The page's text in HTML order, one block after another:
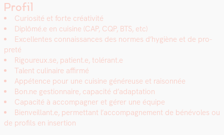
Profil
Curiosité et forte créa­tiv­ité
Diplômé.e en cui­sine (CAP, CQP, BTS, etc)
Excel­lentes con­nais­sances des normes d’hy­giène et de pro­
preté
Rigoureux.se, patient.e, tolérant.e
Tal­ent culi­naire affir­mé
Appé­tence pour une cui­sine généreuse et raison­née
Bon.ne ges­tion­naire, capac­ité d’adaptation
Capac­ité à accom­pa­g­n­er et gér­er une équipe
Bienveillant.e, per­me­t­tant l’accompagnement de bénév­oles ou
de pro­fils en inser­tion